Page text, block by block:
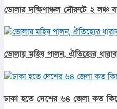
ভোলার দক্ষিণাঞ্চল নৌরুটে ২ লঞ্চ
ভোলায় মহিষ পালন, ঐতিহ্যের
ঢাকা হতে দেশের ৬৪ জেলা কত